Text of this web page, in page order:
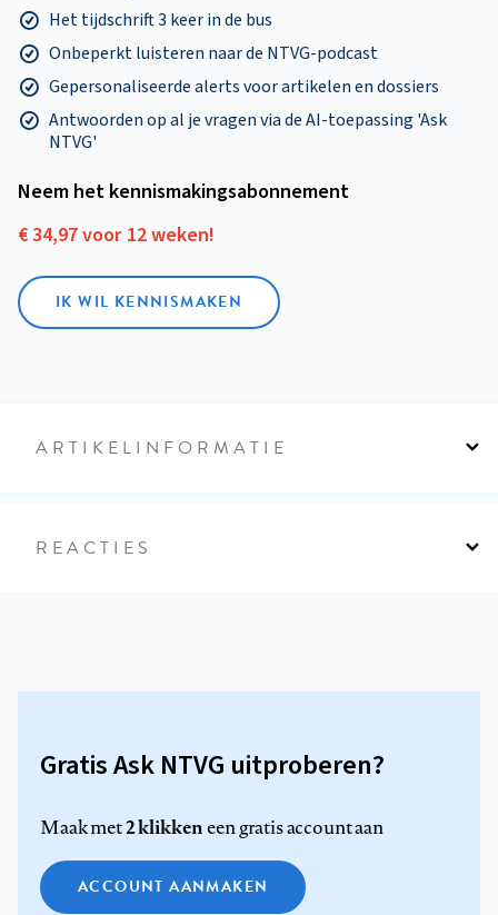
Het tijdschrift 3 keer in de bus
Onbeperkt luisteren naar de NTVG-podcast
Gepersonaliseerde alerts voor artikelen en dossiers
Antwoorden op al je vragen via de AI-toepassing 'Ask
NTVG'
Neem het kennismakings­abonnement
€ 34,97 voor 12 weken!
IK WIL KENNISMAKEN
ARTIKELINFORMATIE
REACTIES
Gratis Ask NTVG uitproberen?
Maak met2 klikkeneen gratis account aan
ACCOUNT AANMAKEN